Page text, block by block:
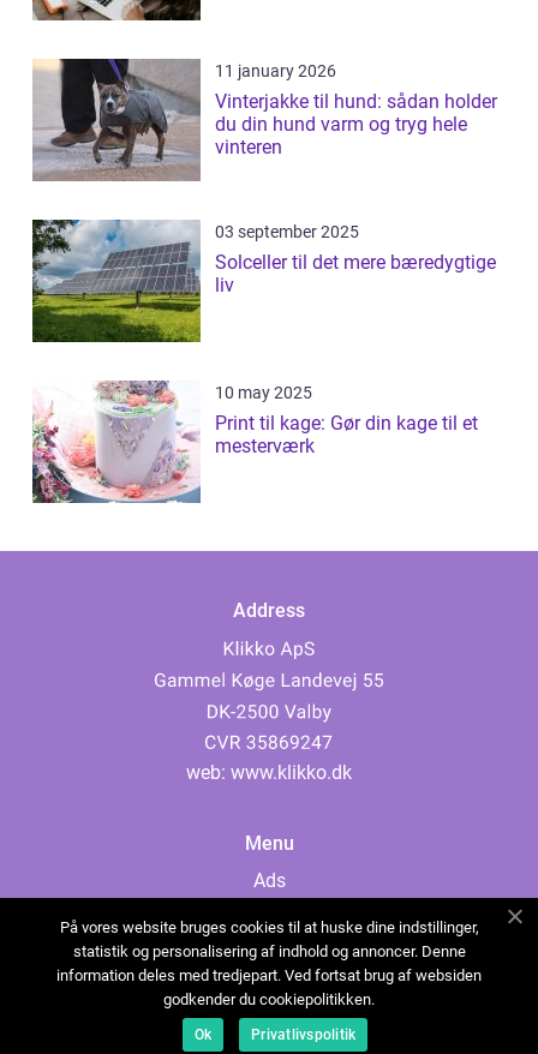
11 january 2026
Vinterjakke til hund: sådan holder
du din hund varm og tryg hele
vinteren
03 september 2025
Solceller til det mere bæredygtige
liv
10 may 2025
Print til kage: Gør din kage til et
mesterværk
Address
web: www.klikko.dk
Menu
Ads
Cookies
Contact
Sitemap
På vores website bruges cookies til at huske dine indstillinger,
statistik og personalisering af indhold og annoncer. Denne
information deles med tredjepart. Ved fortsat brug af websiden
godkender du cookiepolitikken.
Ok Privatlivspolitik